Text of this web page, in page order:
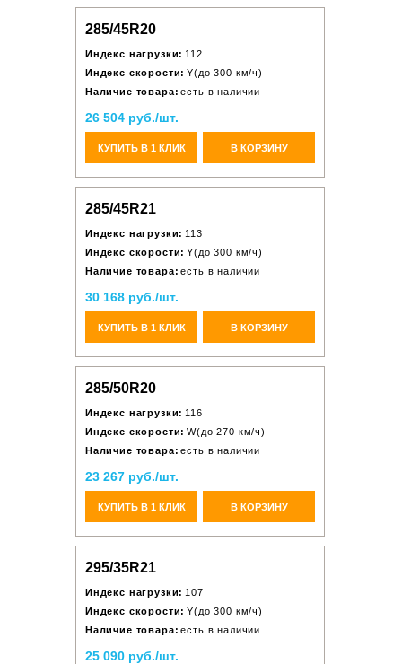
285/45R20
Индекс нагрузки: 112
Индекс скорости: Y(до 300 км/ч)
Наличие товара: есть в наличии
26 504 руб./шт.
КУПИТЬ В 1 КЛИК В КОРЗИНУ
285/45R21
Индекс нагрузки: 113
Индекс скорости: Y(до 300 км/ч)
Наличие товара: есть в наличии
30 168 руб./шт.
КУПИТЬ В 1 КЛИК В КОРЗИНУ
285/50R20
Индекс нагрузки: 116
Индекс скорости: W(до 270 км/ч)
Наличие товара: есть в наличии
23 267 руб./шт.
КУПИТЬ В 1 КЛИК В КОРЗИНУ
295/35R21
Индекс нагрузки: 107
Индекс скорости: Y(до 300 км/ч)
Наличие товара: есть в наличии
25 090 руб./шт.